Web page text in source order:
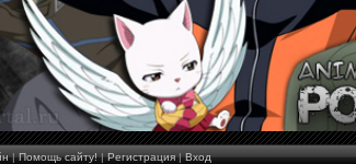
|Помощь сайту!|Регистрация|Вход